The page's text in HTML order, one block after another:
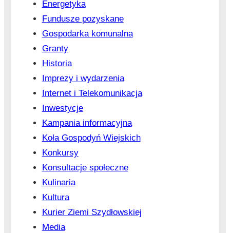
Energetyka
Fundusze pozyskane
Gospodarka komunalna
Granty
Historia
Imprezy i wydarzenia
Internet i Telekomunikacja
Inwestycje
Kampania informacyjna
Koła Gospodyń Wiejskich
Konkursy
Konsultacje społeczne
Kulinaria
Kultura
Kurier Ziemi Szydłowskiej
Media